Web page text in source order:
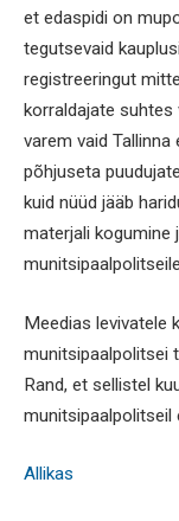
et edaspidi on
tegutsevaid
registreeringut
korraldajate suhtes
varem vaid
põhjuseta
kuid nüüd jääb
materjali kogumine
Meedias levivatele
munitsipaalpolitsei
Rand, et sellistel
munitsipaalpolitseil
Allikas